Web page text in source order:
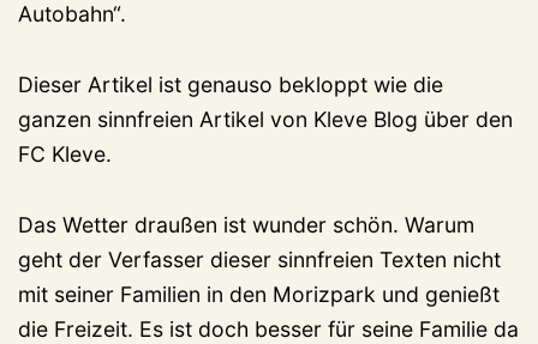
Autobahn“.
Dieser Artikel ist genauso bekloppt wie die
ganzen sinnfreien Artikel von Kleve Blog über den
FC Kleve.
Das Wetter draußen ist wunder schön. Warum
geht der Verfasser dieser sinnfreien Texten nicht
mit seiner Familien in den Morizpark und genießt
die Freizeit. Es ist doch besser für seine Familie da